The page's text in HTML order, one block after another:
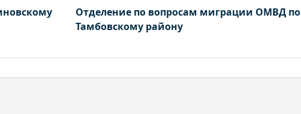
Отделение по вопросам миграции ОМВД по
Тамбовскому району